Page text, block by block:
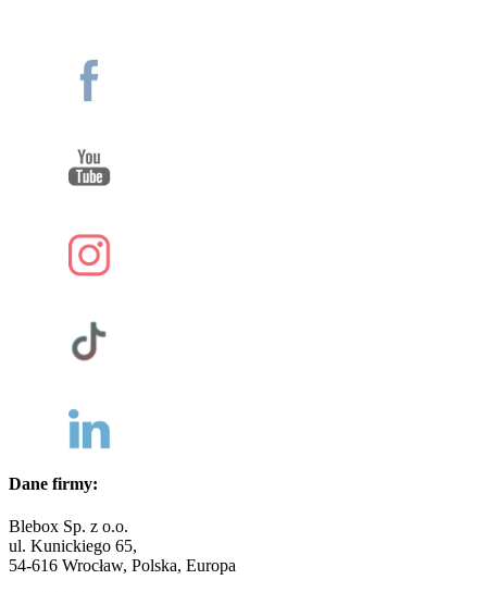
Dane firmy:
Blebox Sp. z o.o.
ul. Kunickiego 65,
54-616 Wrocław, Polska, Europa